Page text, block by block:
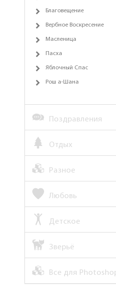
Благовещение
Вербное Воскресение
Масленица
Пасха
Яблочный Спас
Рош а-Шана
Поздравления
Отдых
Разное
Любовь
Детское
Зверьё
Все для